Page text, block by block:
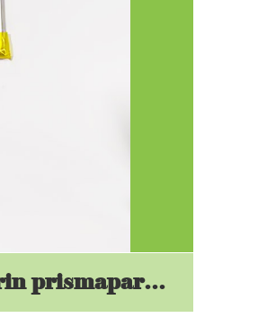
Mitkä ovat erot Li -polymeerin prismaparistojen ja lieriömäisten akkujen välillä levityskenttiä?